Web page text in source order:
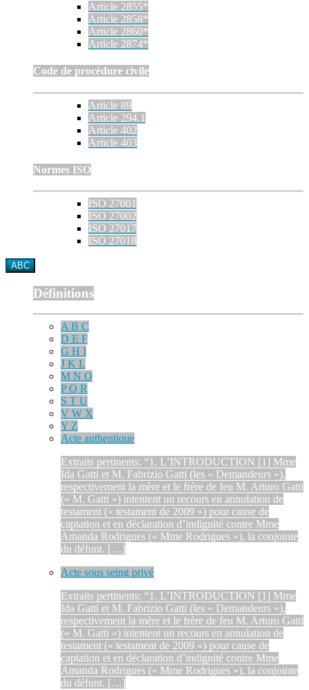
Article 2855*
Article 2858*
Article 2860*
Article 2874*
Code de procédure civile
Article 89
Article 294.1
Article 402
Article 403
Normes ISO
ISO 27001
ISO 27002
ISO 27017
ISO 27018
ABC
Définitions
A B C
D E F
G H I
J K L
M N O
P Q R
S T U
V W X
Y Z
Acte authentique
Extraits pertinents: “1. L’INTRODUCTION [1] Mme
Ida Gatti et M. Fabrizio Gatti (les « Demandeurs »),
respectivement la mère et le frère de feu M. Arturo Gatti
(« M. Gatti ») intentent un recours en annulation de
testament (« testament de 2009 ») pour cause de
captation et en déclaration d’indignité contre Mme
Amanda Rodrigues (« Mme Rodrigues »), la conjointe
du défunt. […]
Acte sous seing privé
Extraits pertinents: “1. L’INTRODUCTION [1] Mme
Ida Gatti et M. Fabrizio Gatti (les « Demandeurs »),
respectivement la mère et le frère de feu M. Arturo Gatti
(« M. Gatti ») intentent un recours en annulation de
testament (« testament de 2009 ») pour cause de
captation et en déclaration d’indignité contre Mme
Amanda Rodrigues (« Mme Rodrigues »), la conjointe
du défunt. […]